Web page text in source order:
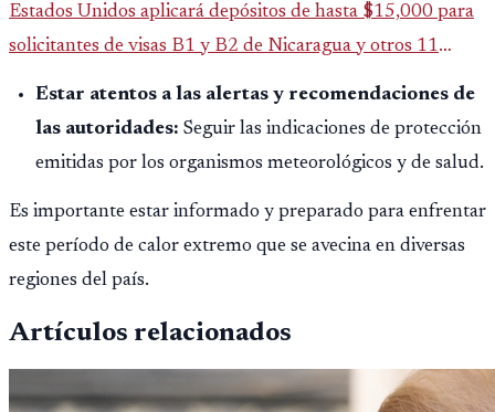
Estados Unidos aplicará depósitos de hasta $15,000 para
solicitantes de visas B1 y B2 de Nicaragua y otros 11
países. La medida afecta a más de 50 naciones bajo nuevas
políticas migratorias.
Estar atentos a las alertas y recomendaciones de
las autoridades: Seguir las indicaciones de protección
emitidas por los organismos meteorológicos y de salud.
Es importante estar informado y preparado para enfrentar
este período de calor extremo que se avecina en diversas
regiones del país.
Artículos relacionados